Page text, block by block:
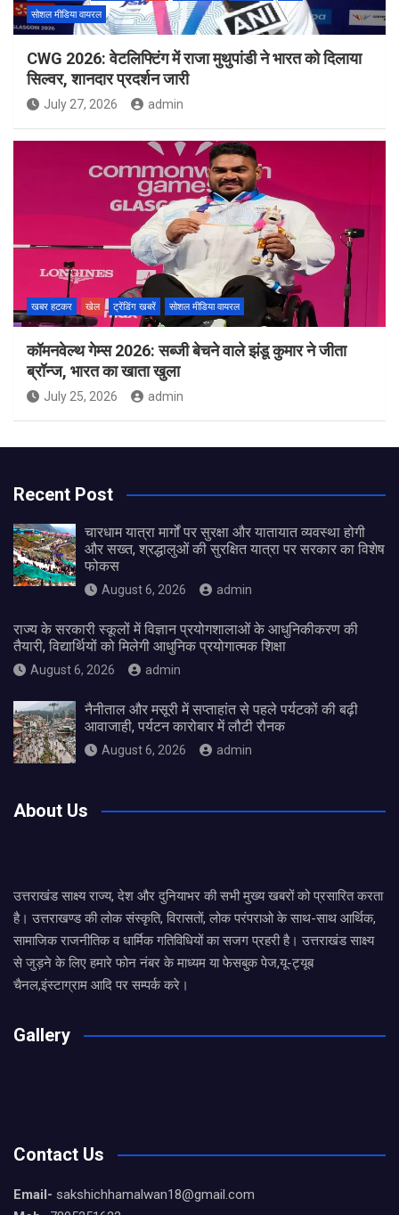
सोशल मीडिया वायरल
CWG 2026: वेटलिफ्टिंग में राजा मुथुपांडी ने भारत को दिलाया
सिल्वर, शानदार प्रदर्शन जारी
July 27, 2026 admin
खबर हटकर खेल ट्रेंडिंग खबरें सोशल मीडिया वायरल
कॉमनवेल्थ गेम्स 2026: सब्जी बेचने वाले झंडू कुमार ने जीता
ब्रॉन्ज, भारत का खाता खुला
July 25, 2026 admin
Recent Post
चारधाम यात्रा मार्गों पर सुरक्षा और यातायात व्यवस्था होगी
और सख्त, श्रद्धालुओं की सुरक्षित यात्रा पर सरकार का विशेष
फोकस
August 6, 2026 admin
राज्य के सरकारी स्कूलों में विज्ञान प्रयोगशालाओं के आधुनिकीकरण की
तैयारी, विद्यार्थियों को मिलेगी आधुनिक प्रयोगात्मक शिक्षा
August 6, 2026 admin
नैनीताल और मसूरी में सप्ताहांत से पहले पर्यटकों की बढ़ी
आवाजाही, पर्यटन कारोबार में लौटी रौनक
August 6, 2026 admin
About Us
उत्तराखंड साक्ष्य राज्य, देश और दुनियाभर की सभी मुख्य खबरों को प्रसारित करता
है। उत्तराखण्ड की लोक संस्कृति, विरासतों, लोक परंपराओ के साथ-साथ आर्थिक,
सामाजिक राजनीतिक व धार्मिक गतिविधियों का सजग प्रहरी है। उत्तराखंड साक्ष्य
से जुड़ने के लिए हमारे फोन नंबर के माध्यम या फेसबुक पेज,यू-ट्यूब
चैनल,इंस्टाग्राम आदि पर सम्पर्क करे।
Gallery
Contact Us
Email- sakshichhamalwan18@gmail.com